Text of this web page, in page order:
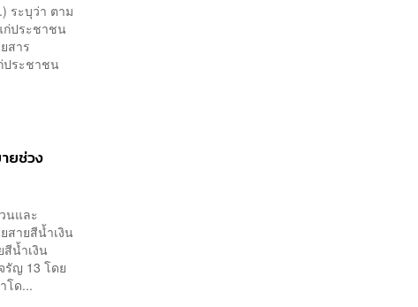
ระบุว่า ตาม
ก่ประชาชน
สาร
ก่ประชาชน
ยช่วง
นและ
สายสีน้ำเงิน
น้ำเงิน
รัญ 13 โดย
โด...